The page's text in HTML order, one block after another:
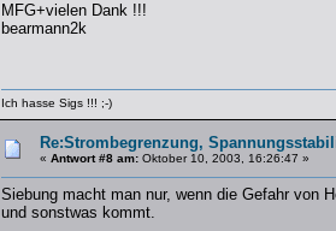
MFG+vielen Dank !!!
bearmann2k
Ich hasse Sigs !!! ;-)
Re:Strombegrenzung,
« Antwort #8 am: Oktober 10, 2003, 16:26:47 »
Siebung macht man nur, wenn die Gefahr von
und sonstwas kommt.